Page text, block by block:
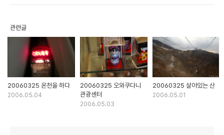
관련글
20060325 온천을 하다
2006.05.04
20060325 오와쿠다니
관광센터
2006.05.03
20060325 살아있는 산
2006.05.01